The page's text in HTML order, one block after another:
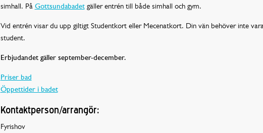
simhall. På Gottsundabadetgäller entrén till både simhall och gym.
Vid entrén visar du upp giltigt Studentkort eller Mecenatkort. Din vän behöver inte
student.
Erbjudandet gäller september-december.
Priser bad
Öppettider i badet
Kontaktperson/arrangör:
Fyrishov